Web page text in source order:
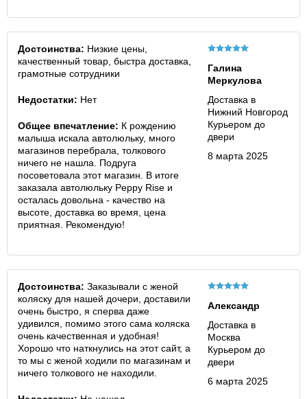
Достоинства: Низкие цены,
качественный товар, быстра доставка,
грамотные сотрудники
Недостатки: Нет
Общее впечатление: К рождению
малыша искала автолюльку, много
магазинов перебрала, толкового
ничего не нашла. Подруга
посоветовала этот магазин. В итоге
заказала автолюльку Peppy Rise и
осталась довольна - качество на
высоте, доставка во время, цена
приятная. Рекомендую!
Галина
Меркулова
Доставка в
Нижний Новгород
Курьером до
двери
8 марта 2025
Достоинства: Заказывали с женой
коляску для нашей дочери, доставили
очень быстро, я сперва даже
удивился, помимо этого сама коляска
очень качественная и удобная!
Хорошо что наткнулись на этот сайт, а
то мы с женой ходили по магазинам и
ничего толкового не находили.
Александр
Доставка в
Москва
Курьером до
двери
6 марта 2025